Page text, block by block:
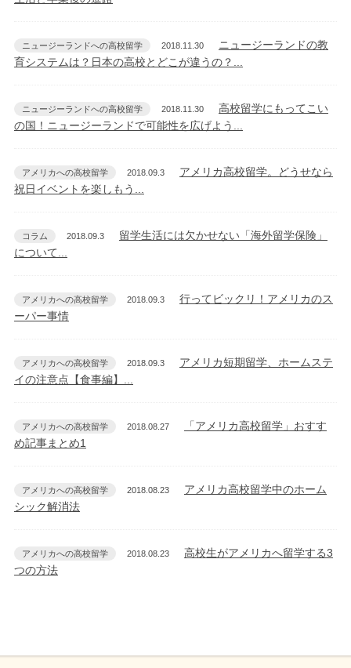
ニュージーランドへの高校留学 2018.11.30
ニュージーランドの教
育システムは？日本の高校とどこが違うの？...
ニュージーランドへの高校留学 2018.11.30
高校留学にもってこい
の国！ニュージーランドで可能性を広げよう...
アメリカへの高校留学 2018.09.3
アメリカ高校留学。どうせなら
祝日イベントを楽しもう...
コラム 2018.09.3
留学生活には欠かせない「海外留学保険」
について...
アメリカへの高校留学 2018.09.3
行ってビックリ！アメリカのス
ーパー事情
アメリカへの高校留学 2018.09.3
アメリカ短期留学、ホームステ
イの注意点【食事編】...
アメリカへの高校留学 2018.08.27
「アメリカ高校留学」おすす
め記事まとめ1
アメリカへの高校留学 2018.08.23
アメリカ高校留学中のホーム
シック解消法
アメリカへの高校留学 2018.08.23
高校生がアメリカへ留学する3
つの方法